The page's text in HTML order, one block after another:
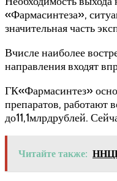
«Фармасинтеза»,
значительная часть
Вчисле наиболее
направления входят
ГК«Фармасинтез»
препаратов, работают
до11,1млрдрублей.
Читайте также: